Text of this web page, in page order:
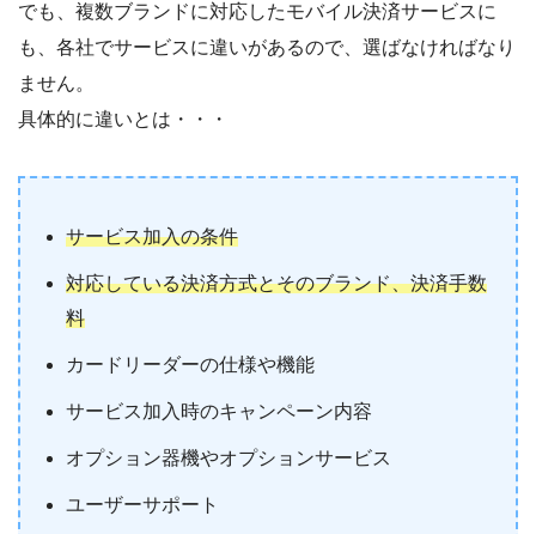
でも、複数ブランドに対応したモバイル決済サービスに
も、各社でサービスに違いがあるので、選ばなければなり
ません。
具体的に違いとは・・・
サービス加入の条件
対応している決済方式とそのブランド、決済手数
料
カードリーダーの仕様や機能
サービス加入時のキャンペーン内容
オプション器機やオプションサービス
ユーザーサポート